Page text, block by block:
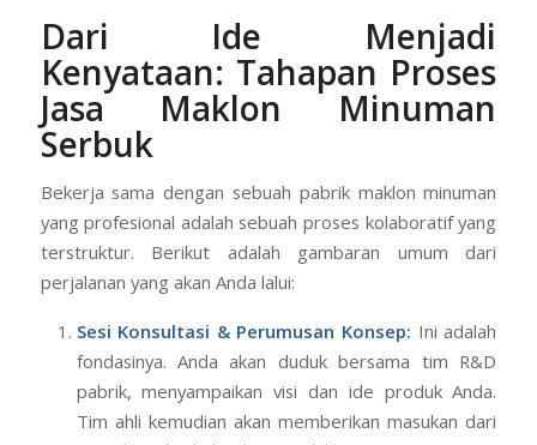
Dari Ide Menjadi
Kenyataan: Tahapan Proses
Jasa Maklon Minuman
Serbuk
Bekerja sama dengan sebuah pabrik maklon minuman
yang profesional adalah sebuah proses kolaboratif yang
terstruktur. Berikut adalah gambaran umum dari
perjalanan yang akan Anda lalui:
Sesi Konsultasi & Perumusan Konsep: Ini adalah
fondasinya. Anda akan duduk bersama tim R&D
pabrik, menyampaikan visi dan ide produk Anda.
Tim ahli kemudian akan memberikan masukan dari